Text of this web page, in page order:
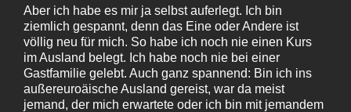
Aber ich habe es mir ja selbst auferlegt. Ich bin
ziemlich gespannt, denn das Eine oder Andere ist
völlig neu für mich. So habe ich noch nie einen Kurs
im Ausland belegt. Ich habe noch nie bei einer
Gastfamilie gelebt. Auch ganz spannend: Bin ich ins
außereuroäische Ausland gereist, war da meist
jemand, der mich erwartete oder ich bin mit jemandem